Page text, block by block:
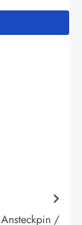
Ansteckpin /